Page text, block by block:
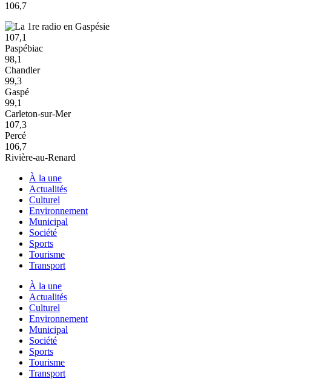
106,7
107,1
Paspébiac
98,1
Chandler
99,3
Gaspé
99,1
Carleton-sur-Mer
107,3
Percé
106,7
Rivière-au-Renard
À la une
Actualités
Culturel
Environnement
Municipal
Société
Sports
Tourisme
Transport
À la une
Actualités
Culturel
Environnement
Municipal
Société
Sports
Tourisme
Transport